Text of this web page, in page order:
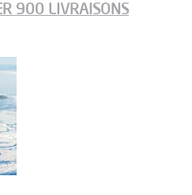
900 LIVRAISONS